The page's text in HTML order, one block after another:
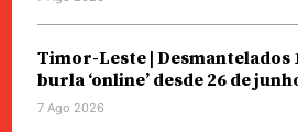
Timor-Leste | Desmantelados
burla ‘online’ desde 26 de
7 Ago 2026